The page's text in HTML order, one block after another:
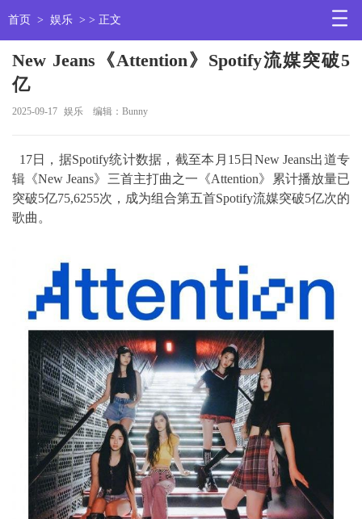
首页 > 娱乐 > > 正文
New Jeans《Attention》Spotify流媒突破5
亿
2025-09-17 娱乐 编辑：Bunny
17日，据Spotify统计数据，截至本月15日New Jeans出道专
辑《New Jeans》三首主打曲之一《Attention》累计播放量已
突破5亿75,6255次，成为组合第五首Spotify流媒突破5亿次的
歌曲。